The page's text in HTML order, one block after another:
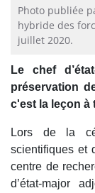
Photo publiée
hybride des
juillet 2020.
Le chef
préservation
c'est la leçon à
Lors de la
scientifiques et
centre de
d’état-major